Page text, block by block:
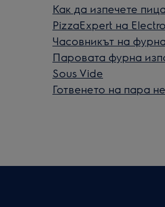
Как да изпечете
PizzaExpert на
Часовникът на
Паровата фурна
Sous Vide
Готвенето на пара